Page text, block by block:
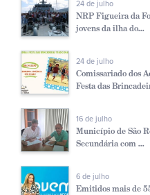
24 de julho
NRP Figueira da
jovens da ilha do...
24 de julho
Comissariado dos
Festa das
16 de julho
Município de São
Secundária com ...
6 de julho
Emitidos mais de